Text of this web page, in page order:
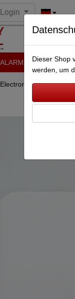
Login
ALARMANLAGEN
(51)
Dieser Shop
werden, um